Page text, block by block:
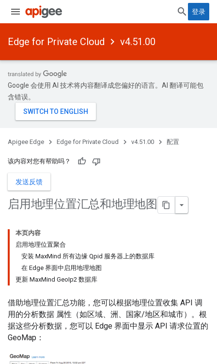
登录
Edge for Private Cloud v4.51.00
Google 会使用 AI 技术将内容翻译成您偏好的语言。AI 翻译可能包
含错误。
Apigee Edge Edge for Private Cloud v4.51.00 配置
该内容对您有帮助吗？
发送反馈
启用地理位置汇总和地理地图
本页内容
启用地理位置聚合
安装 MaxMind 所有边缘 Qpid 服务器上的数据库
在 Edge 界面中启用地理地图
更新 MaxMind GeoIp2 数据库
借助地理位置汇总功能，您可以根据地理位置收集 API 调
用的分析数据 属性（如区域、洲、国家/地区和城市）。根
据这些分析数据，您可以 Edge 界面中显示 API 请求位置的
GeoMap：